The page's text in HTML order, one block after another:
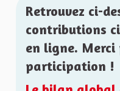
Retrouvez ci-
contributions
en ligne. Merci
participation !